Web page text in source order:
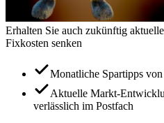
Erhalten Sie auch zukünftig
Fixkosten senken
Monatliche Spartipps
Aktuelle Markt-
verlässlich im Postfach